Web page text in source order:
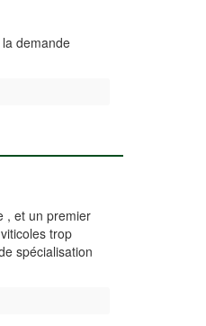
demande
, et un premier
trop
spécialisation